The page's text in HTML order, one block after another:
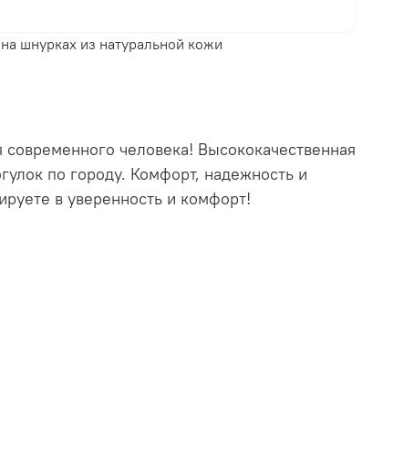
шнурках из натуральной кожи
человека! Высококачественная
по городу. Комфорт, надежность и
в уверенность и комфорт!